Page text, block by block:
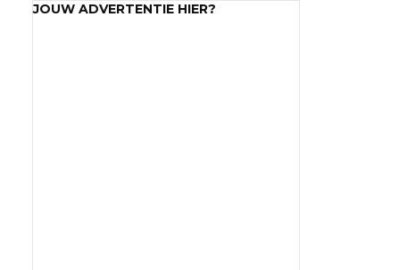
JOUW ADVERTENTIE HIER?